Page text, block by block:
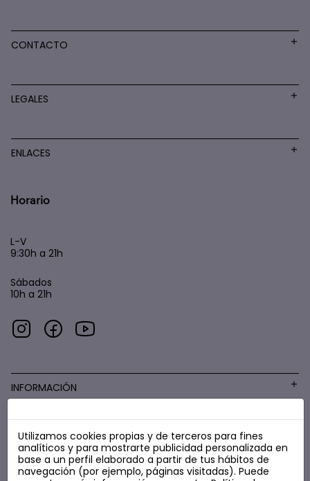
CONTACTO
LEGALES
ENLACES
Horario
L-V
9:30h a 21h
Sábados
10h a 21h
INFORMACIÓN
COSMÉTICA LOW COST
Utilizamos cookies propias y de terceros para fines
analíticos y para mostrarte publicidad personalizada en
base a un perfil elaborado a partir de tus hábitos de
navegación (por ejemplo, páginas visitadas). Puede